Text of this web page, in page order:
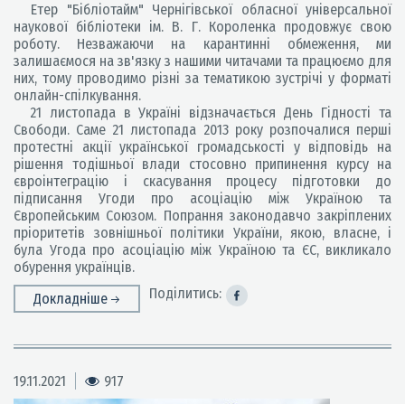
Етер "Бібліотайм" Чернігівської обласної універсальної
наукової бібліотеки ім. В. Г. Короленка продовжує свою
роботу. Незважаючи на карантинні обмеження, ми
залишаємося на зв'язку з нашими читачами та працюємо для
них, тому проводимо різні за тематикою зустрічі у форматі
онлайн-спілкування.
21 листопада в Україні відзначається День Гідності та
Свободи. Саме 21 листопада 2013 року розпочалися перші
протестні акції української громадськості у відповідь на
рішення тодішньої влади стосовно припинення курсу на
євроінтеграцію і скасування процесу підготовки до
підписання Угоди про асоціацію між Україною та
Європейським Союзом. Попрання законодавчо закріплених
пріоритетів зовнішньої політики України, якою, власне, і
була Угода про асоціацію між Україною та ЄС, викликало
обурення українців.
Докладніше
Поділитись:
19.11.2021 917